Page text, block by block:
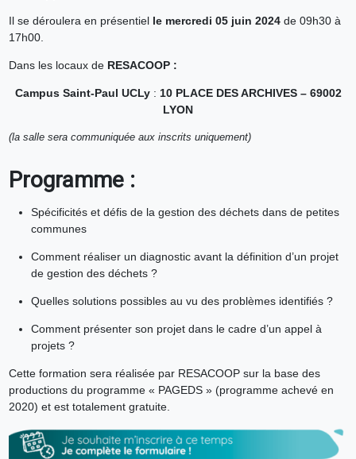
Il se déroulera en présentiel le mercredi 05 juin 2024 de 09h30 à
17h00.
Dans les locaux de RESACOOP :
Campus Saint-Paul UCLy : 10 PLACE DES ARCHIVES – 69002
LYON
(la salle sera communiquée aux inscrits uniquement)
Programme :
Spécificités et défis de la gestion des déchets dans de petites
communes
Comment réaliser un diagnostic avant la définition d’un projet
de gestion des déchets ?
Quelles solutions possibles au vu des problèmes identifiés ?
Comment présenter son projet dans le cadre d’un appel à
projets ?
Cette formation sera réalisée par RESACOOP sur la base des
productions du programme « PAGEDS » (programme achevé en
2020) et est totalement gratuite.